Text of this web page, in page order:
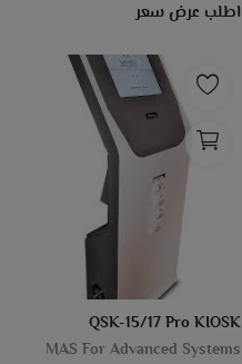
اطلب عرض سعر
QSK-15/17 Pro KIOSK
MAS For Advanced Systems